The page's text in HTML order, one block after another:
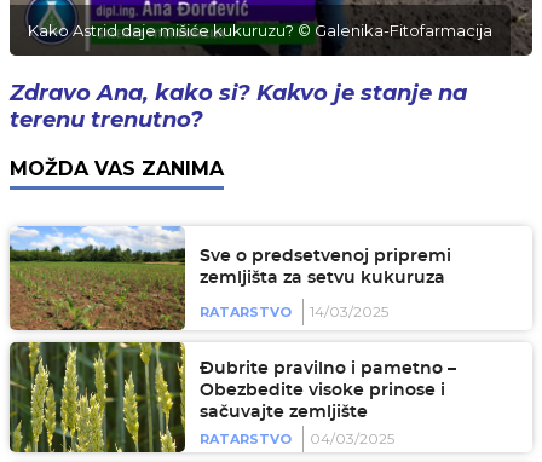
Kako Astrid daje mišiće kukuruzu? © Galenika-Fitofarmacija
Zdravo Ana, kako si? Kakvo je stanje na
terenu trenutno?
MOŽDA VAS ZANIMA
Sve o predsetvenoj pripremi
zemljišta za setvu kukuruza
RATARSTVO 14/03/2025
Đubrite pravilno i pametno –
Obezbedite visoke prinose i
sačuvajte zemljište
RATARSTVO
04/03/2025